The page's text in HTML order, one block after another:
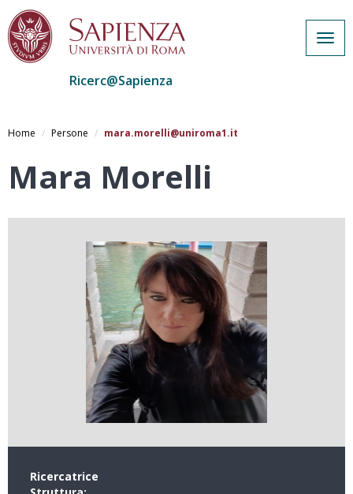
al
Ricerc@Sapienza
Home Persone mara.morelli@uniroma1.it
Mara Morelli
Ricercatrice